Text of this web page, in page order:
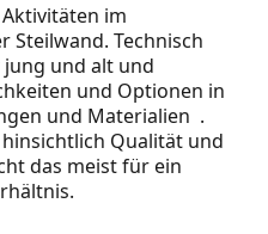
im
Steilwand. Technisch
und alt und
und Optionen in
und Materialien .
Qualität und
das meist für ein